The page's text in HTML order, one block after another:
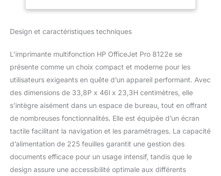
et blanc, 10 ppm en
une résolution jusqu’à
600 x 600 dpi, sur papier
ordinaire a4, a5, a6 avec
un grammage de 60 à
105 g/m², enveloppes,
papier photo il s’agit
d’une imprimante hp+ –
elle nécessite un compte
hp, une connexion
internet continue et
l’utilisation exclusive de
cartouches d’encre hp
Design et caractéristiques techniques
L’imprimante multifonction HP OfficeJet Pro 8122e se
présente comme un choix compact et moderne pour les
utilisateurs exigeants en quête d’un appareil performant. Avec
des dimensions de 33,8P x 46l x 23,3H centimètres, elle
s’intègre aisément dans un espace de bureau, tout en offrant
de nombreuses fonctionnalités. Elle est équipée d’un écran
tactile facilitant la navigation et les paramétrages. La capacité
d’alimentation de 225 feuilles garantit une gestion des
documents efficace pour un usage intensif, tandis que le
design assure une accessibilité optimale aux différents